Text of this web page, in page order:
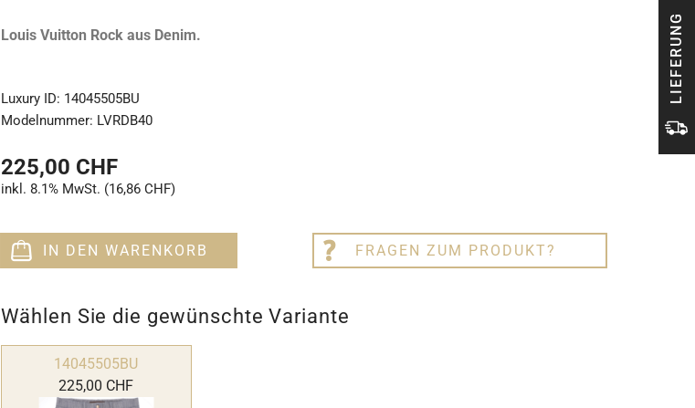
LIEFERUNG
Louis Vuitton Rock aus Denim.
Luxury ID: 14045505BU
Modelnummer: LVRDB40
225,00 CHF
inkl. 8.1% MwSt. (16,86 CHF)
IN DEN WARENKORB FRAGEN ZUM PRODUKT?
Wählen Sie die gewünschte Variante
14045505BU
225,00 CHF